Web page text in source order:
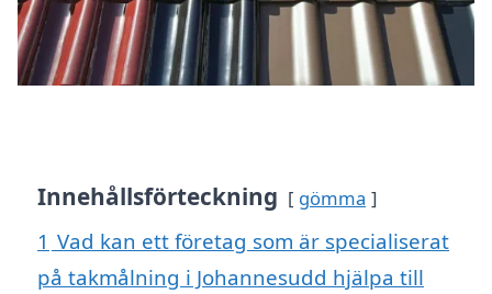
Innehållsförteckning gömma
1 Vad kan ett företag som är specialiserat
på takmålning i Johannesudd hjälpa till